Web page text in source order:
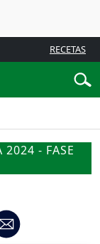
RECETAS
2024 - FASE